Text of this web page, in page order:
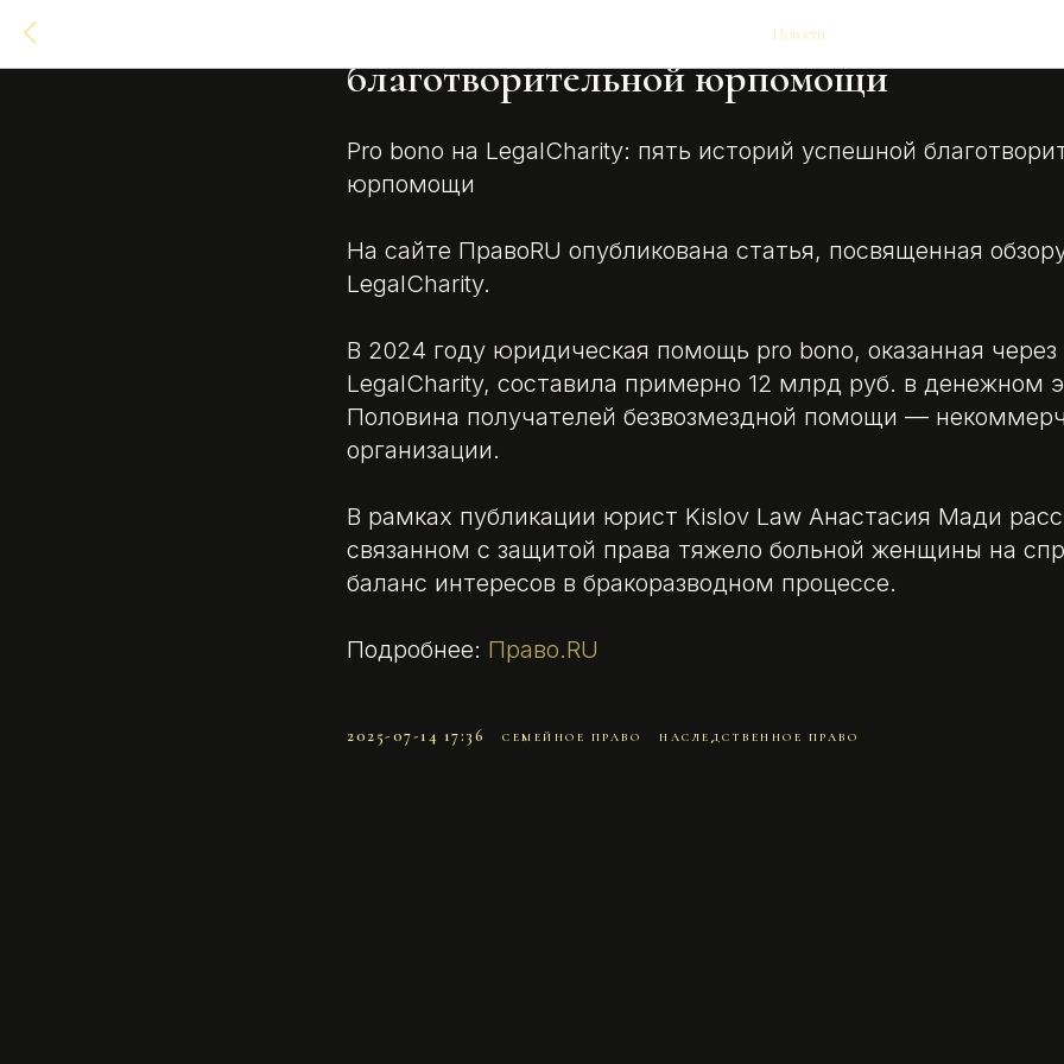
Новости
Pro bono на LegalCharity: пять историй
благотворительной юрпомощи
Pro bono на LegalCharity: пять историй успешной
юрпомощи
На сайте ПравоRU опубликована статья, посвященная
LegalCharity.
В 2024 году юридическая помощь pro bono, оказанная
LegalCharity, составила примерно 12 млрд руб. в денежном
Половина получателей безвозмездной помощи —
организации.
В рамках публикации юрист Kislov Law Анастасия Мади
связанном с защитой права тяжело больной женщины на
баланс интересов в бракоразводном процессе.
Подробнее: Право.RU
2025-07-14 17:36 СЕМЕЙНОЕ ПРАВО НАСЛЕДСТВЕННОЕ ПРАВО